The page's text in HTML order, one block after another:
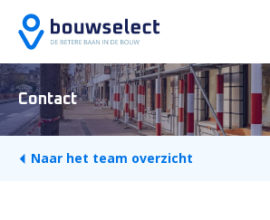
Contact
Naar het team overzicht